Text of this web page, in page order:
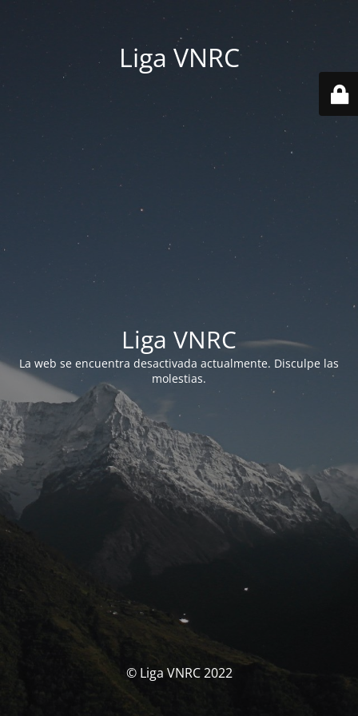
Liga VNRC
Liga VNRC
La web se encuentra desactivada actualmente. Disculpe las
molestias.
© Liga VNRC 2022